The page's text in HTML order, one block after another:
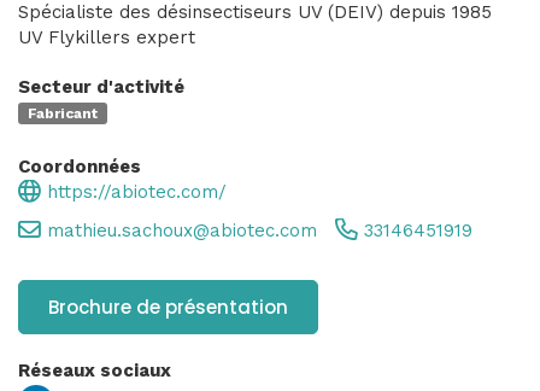
Spécialiste des désinsectiseurs UV (DEIV) depuis 1985
UV Flykillers expert
Secteur d'activité
Fabricant
Coordonnées
https://abiotec.com/
mathieu.sachoux@abiotec.com
33146451919
Brochure de présentation
Réseaux sociaux